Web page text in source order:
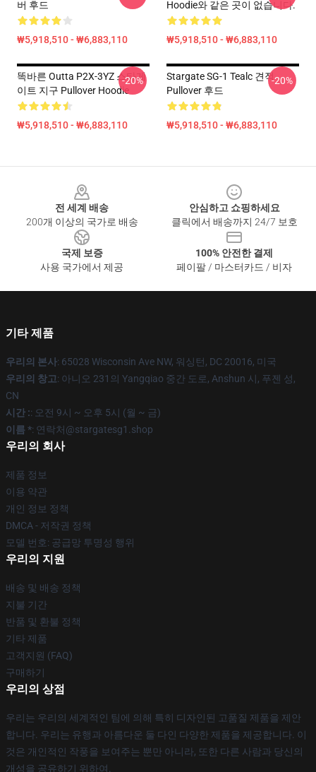
버 후드
₩5,918,510 - ₩6,883,110
Hoodie와 같은 곳이 없습니다.
₩5,918,510 - ₩6,883,110
똑바른 Outta P2X-3YZ 스타게
이트 지구 Pullover Hoodie
₩5,918,510 - ₩6,883,110
-20%
Stargate SG-1 Tealc 견적
Pullover 후드
₩5,918,510 - ₩6,883,110
-20%
전 세계 배송
200개 이상의 국가로 배송
안심하고 쇼핑하세요
클릭에서 배송까지 24/7 보호
국제 보증
사용 국가에서 제공
100% 안전한 결제
페이팔 / 마스터카드 / 비자
기타 제품
우리의 본사: 65028 Wisconsin Ave NW, 워싱턴, DC 20016, 미국
우리의 창고: 아니오 231의 Yangqiao 중간 도로, Anshun 시, 푸젠 성,
CN
시간 :: 오전 9시 ~ 오후 5시 (월 ~ 금)
이름 *: 연락처@stargatesg1.shop
우리의 회사
제품 정보
이용 약관
개인 정보 정책
DMCA - 저작권 정책
모델 번호: 공급망 투명성 행위
우리의 지원
배송 및 배송 정책
지불 기간
반품 및 환불 정책
기타 제품
고객지원 (FAQ)
구매하기
우리의 상점
우리는 우리의 세계적인 팀에 의해 특히 디자인된 고품질 제품을 제안
합니다. 우리는 유행과 아름다운 둘 다인 다양한 제품을 제공합니다. 이
것은 개인적인 작풍을 보여주는 뿐만 아니라, 또한 다른 사람과 당신의
개성을 공유하기 위하여.